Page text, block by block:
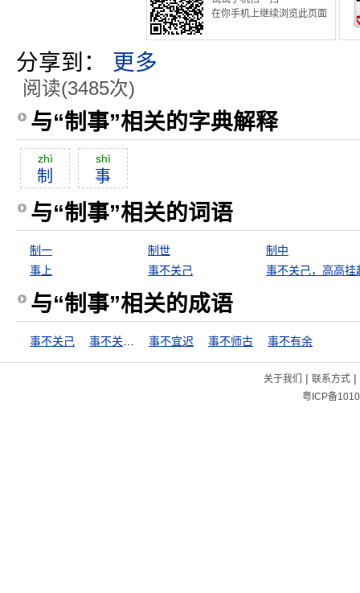
在你手机上继续浏览此页面
分享到： 更多
阅读(3485次)
与“制事”相关的字典解释
zhì
制
shì
事
与“制事”相关的词语
制一 制世
制中
事上
事不关己 事不关己，高高挂
与“制事”相关的成语
事不关己 事不宜迟 事不师古 事不有余
关于我们 | 联系方式|
粤ICP备